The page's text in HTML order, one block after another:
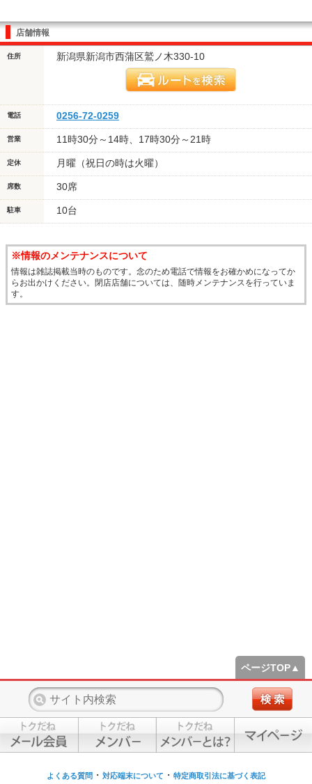
店舗情報
住所 新潟県新潟市西蒲区鷲ノ木330-10
電話 0256-72-0259
営業 11時30分～14時、17時30分～21時
定休 月曜（祝日の時は火曜）
席数 30席
駐車 10台
※情報のメンテナンスについて
情報は雑誌掲載当時のものです。念のため電話で情報をお確かめになってか
らお出かけください。閉店店舗については、随時メンテナンスを行っていま
す。
ページTOP▲
よくある質問 ・ 対応端末について ・ 特定商取引法に基づく表記